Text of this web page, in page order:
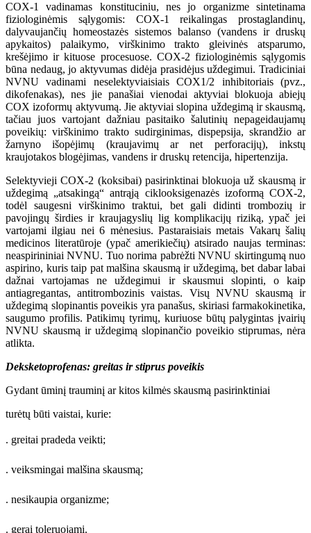
COX-1 vadinamas konstituciniu, nes jo organizme sintetinama
fiziologinėmis sąlygomis: COX-1 reikalingas prostaglandinų,
dalyvaujančių homeostazės sistemos balanso (vandens ir druskų
apykaitos) palaikymo, virškinimo trakto gleivinės atsparumo,
krešėjimo ir kituose procesuose. COX-2 fiziologinėmis sąlygomis
būna nedaug, jo aktyvumas didėja prasidėjus uždegimui. Tradiciniai
NVNU vadinami neselektyviaisiais COX1/2 inhibitoriais (pvz.,
dikofenakas), nes jie panašiai vienodai aktyviai blokuoja abiejų
COX izoformų aktyvumą. Jie aktyviai slopina uždegimą ir skausmą,
tačiau juos vartojant dažniau pasitaiko šalutinių nepageidaujamų
poveikių: virškinimo trakto sudirginimas, dispepsija, skrandžio ar
žarnyno išopėjimų (kraujavimų ar net perforacijų), inkstų
kraujotakos blogėjimas, vandens ir druskų retencija, hipertenzija.
Selektyvieji COX-2 (koksibai) pasirinktinai blokuoja už skausmą ir
uždegimą „atsakingą“ antrąją ciklooksigenazės izoformą COX-2,
todėl saugesni virškinimo traktui, bet gali didinti trombozių ir
pavojingų širdies ir kraujagyslių lig komplikacijų riziką, ypač jei
vartojami ilgiau nei 6 mėnesius. Pastaraisiais metais Vakarų šalių
medicinos literatūroje (ypač amerikiečių) atsirado naujas terminas:
neaspirininiai NVNU. Tuo norima pabrėžti NVNU skirtingumą nuo
aspirino, kuris taip pat malšina skausmą ir uždegimą, bet dabar labai
dažnai vartojamas ne uždegimui ir skausmui slopinti, o kaip
antiagregantas, antitrombozinis vaistas. Visų NVNU skausmą ir
uždegimą slopinantis poveikis yra panašus, skiriasi farmakokinetika,
saugumo profilis. Patikimų tyrimų, kuriuose būtų palygintas įvairių
NVNU skausmą ir uždegimą slopinančio poveikio stiprumas, nėra
atlikta.
Deksketoprofenas: greitas ir stiprus poveikis
Gydant ūminį trauminį ar kitos kilmės skausmą pasirinktiniai
turėtų būti vaistai, kurie:
. greitai pradeda veikti;
. veiksmingai malšina skausmą;
. nesikaupia organizme;
. gerai toleruojami.